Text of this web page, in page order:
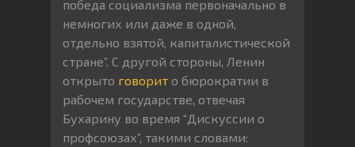
победа социализма первоначально в
немногих или даже в одной,
отдельно взятой, капиталистической
стране”. С другой стороны, Ленин
открыто говорит о бюрократии в
рабочем государстве, отвечая
Бухарину во время “Дискуссии о
профсоюзах”, такими словами: